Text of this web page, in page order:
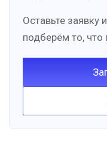
Оставьте заявку
подберём то,